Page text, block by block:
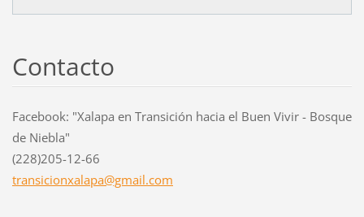
Contacto
Facebook: "Xalapa en Transición hacia el Buen Vivir - Bosque
de Niebla"
(228)205-12-66
transicionxalapa@gmail.com